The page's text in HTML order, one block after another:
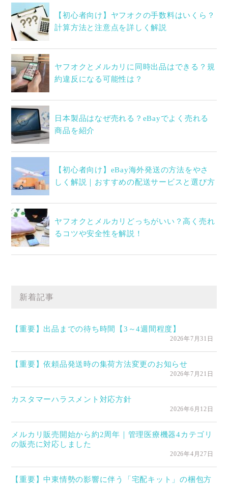
【初心者向け】ヤフオクの手数料はいくら？
計算方法と注意点を詳しく解説
ヤフオクとメルカリに同時出品はできる？規
約違反になる可能性は？
日本製品はなぜ売れる？eBayでよく売れる
商品を紹介
【初心者向け】eBay海外発送の方法をやさ
しく解説｜おすすめの配送サービスと選び方
ヤフオクとメルカリどっちがいい？高く売れ
るコツや安全性を解説！
新着記事
【重要】出品までの待ち時間【3～4週間程度】
2026年7月31日
【重要】依頼品発送時の集荷方法変更のお知らせ
2026年7月21日
カスタマーハラスメント対応方針
2026年6月12日
メルカリ販売開始から約2周年｜管理医療機器4カテゴリ
の販売に対応しました
2026年4月27日
【重要】中東情勢の影響に伴う「宅配キット」の梱包方